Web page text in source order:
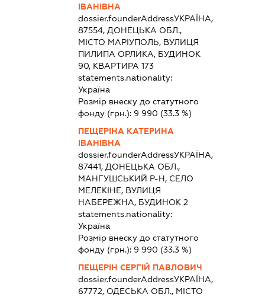
ІВАНІВНА
dossier.founderAddressУКРАЇНА,
87554, ДОНЕЦЬКА ОБЛ.,
МІСТО МАРІУПОЛЬ, ВУЛИЦЯ
ПИЛИПА ОРЛИКА, БУДИНОК
90, КВАРТИРА 173
statements.nationality:
Україна
Розмір внеску до статутного
фонду (грн.): 9 990 (33.3 %)
ПЕЩЕРІНА КАТЕРИНА
ІВАНІВНА
dossier.founderAddressУКРАЇНА,
87441, ДОНЕЦЬКА ОБЛ.,
МАНГУШСЬКИЙ Р-Н, СЕЛО
МЕЛЕКІНЕ, ВУЛИЦЯ
НАБЕРЕЖНА, БУДИНОК 2
statements.nationality:
Україна
Розмір внеску до статутного
фонду (грн.): 9 990 (33.3 %)
ПЕЩЕРІН СЕРГІЙ ПАВЛОВИЧ
dossier.founderAddressУКРАЇНА,
67772, ОДЕСЬКА ОБЛ., МІСТО